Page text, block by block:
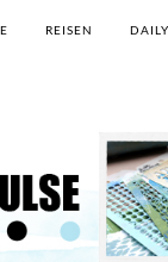
REISEN